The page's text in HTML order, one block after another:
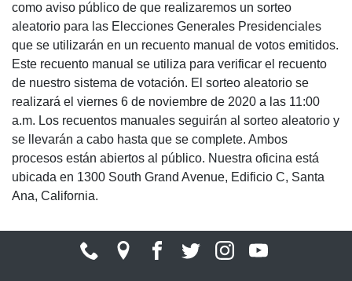
como aviso público de que realizaremos un sorteo
aleatorio para las Elecciones Generales Presidenciales
que se utilizarán en un recuento manual de votos emitidos.
Este recuento manual se utiliza para verificar el recuento
de nuestro sistema de votación. El sorteo aleatorio se
realizará el viernes 6 de noviembre de 2020 a las 11:00
a.m. Los recuentos manuales seguirán al sorteo aleatorio y
se llevarán a cabo hasta que se complete. Ambos
procesos están abiertos al público. Nuestra oficina está
ubicada en 1300 South Grand Avenue, Edificio C, Santa
Ana, California.